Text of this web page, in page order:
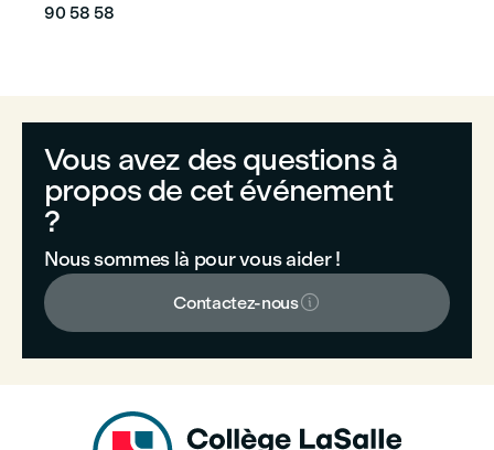
90 58 58
Vous avez des questions à
propos de cet événement
?
Nous sommes là pour vous aider !
Contactez-nous